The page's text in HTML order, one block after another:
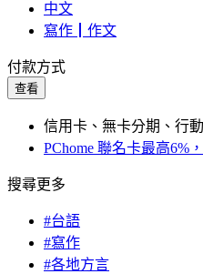
中文
寫作┃作文
付款方式
查看
信用卡、無卡分期、行
PChome 聯名卡最高6%
搜尋更多
#台語
#寫作
#各地方言